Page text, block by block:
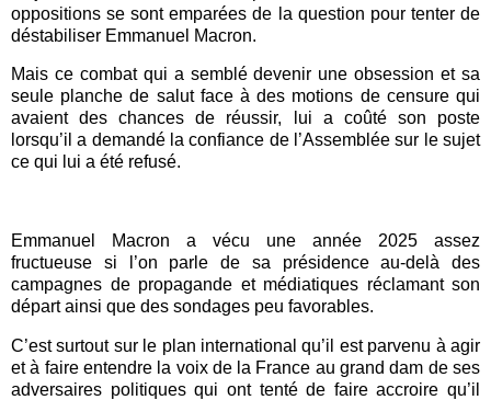
oppositions se sont emparées de la question pour tenter de
déstabiliser Emmanuel Macron.
Mais ce combat qui a semblé devenir une obsession et sa
seule planche de salut face à des motions de censure qui
avaient des chances de réussir, lui a coûté son poste
lorsqu’il a demandé la confiance de l’Assemblée sur le sujet
ce qui lui a été refusé.
Emmanuel Macron a vécu une année 2025 assez
fructueuse si l’on parle de sa présidence au-delà des
campagnes de propagande et médiatiques réclamant son
départ ainsi que des sondages peu favorables.
C’est surtout sur le plan international qu’il est parvenu à agir
et à faire entendre la voix de la France au grand dam de ses
adversaires politiques qui ont tenté de faire accroire qu’il